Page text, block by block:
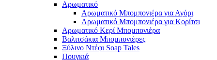
Αρωματικό
Αρωματικό Μπομπονιέρα για Αγόρι
Αρωματικό Μπομπονιέρα για Κορίτσι
Αρωματικό Κερί Μπομπονιέρα
Βαλιτσάκια Μπομπονιέρες
Ξύλινο Ντέφι Soap Tales
Πουγκιά